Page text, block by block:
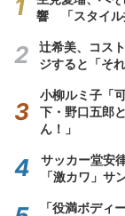
響 「スタイル
辻希美、コス
ジすると「そ
小柳ルミ子「
下・野口五郎
ん！」
サッカー堂安
「激カワ」
「役満ボディ